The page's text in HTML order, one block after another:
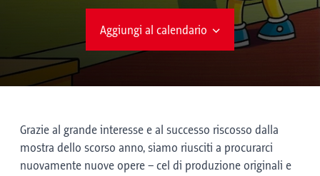
Aggiungi al calendario
Grazie al grande interesse e al successo riscosso dalla
mostra dello scorso anno, siamo riusciti a procurarci
nuovamente nuove opere – cel di produzione originali e